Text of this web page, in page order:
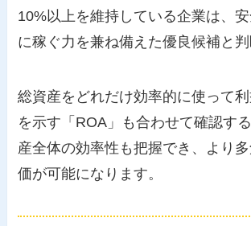
10%以上を維持している企業は、
に稼ぐ力を兼ね備えた優良候補と判
総資産をどれだけ効率的に使って
を示す「ROA」も合わせて確認す
産全体の効率性も把握でき、より
価が可能になります。